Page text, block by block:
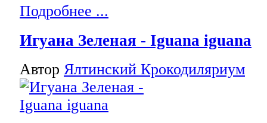
Подробнее ...
Игуана Зеленая - Iguana iguana
Автор Ялтинский Крокодиляриум